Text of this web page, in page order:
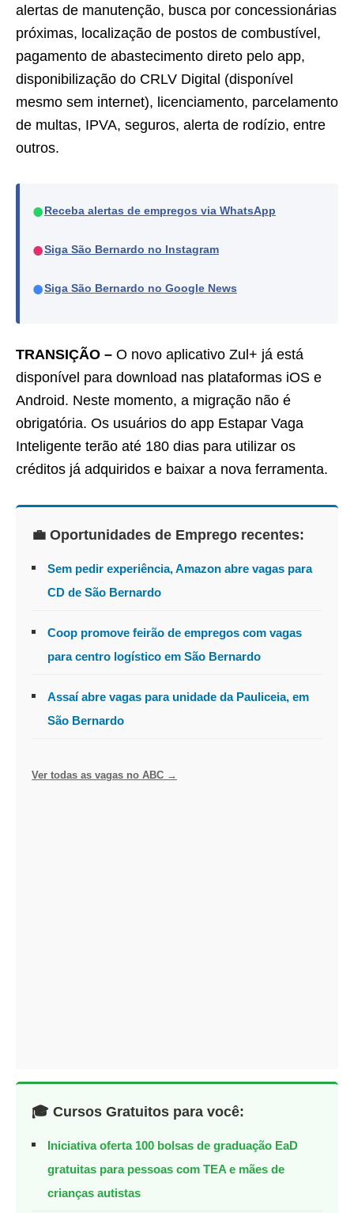
alertas de manutenção, busca por concessionárias
próximas, localização de postos de combustível,
pagamento de abastecimento direto pelo app,
disponibilização do CRLV Digital (disponível
mesmo sem internet), licenciamento, parcelamento
de multas, IPVA, seguros, alerta de rodízio, entre
outros.
● Receba alertas de empregos via WhatsApp
●Siga São Bernardo no Instagram
●Siga São Bernardo no Google News
TRANSIÇÃO – O novo aplicativo Zul+ já está
disponível para download nas plataformas iOS e
Android. Neste momento, a migração não é
obrigatória. Os usuários do app Estapar Vaga
Inteligente terão até 180 dias para utilizar os
créditos já adquiridos e baixar a nova ferramenta.
💼 Oportunidades de Emprego recentes:
Sem pedir experiência, Amazon abre vagas para
CD de São Bernardo
Coop promove feirão de empregos com vagas
para centro logístico em São Bernardo
Assaí abre vagas para unidade da Pauliceia, em
São Bernardo
Ver todas as vagas no ABC →
🎓 Cursos Gratuitos para você:
Iniciativa oferta 100 bolsas de graduação EaD
gratuitas para pessoas com TEA e mães de
crianças autistas